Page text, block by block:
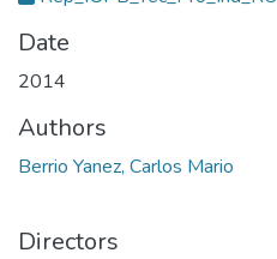
Date
2014
Authors
Berrio Yanez, Carlos Mario
Directors